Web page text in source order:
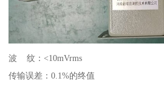
波 纹：<10mVrms
传输误差：0.1%的终值